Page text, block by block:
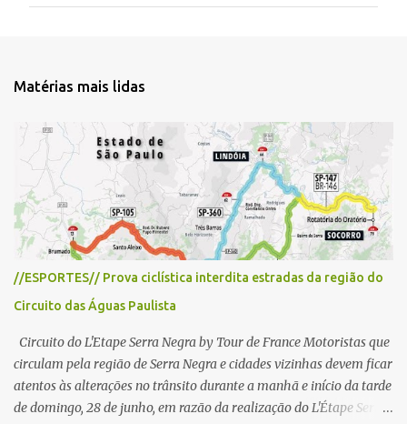
t
i
o
s
Matérias mais lidas
//ESPORTES// Prova ciclística interdita estradas da região do
Circuito das Águas Paulista
Circuito do L'Etape Serra Negra by Tour de France Motoristas que
circulam pela região de Serra Negra e cidades vizinhas devem ficar
atentos às alterações no trânsito durante a manhã e início da tarde
de domingo, 28 de junho, em razão da realização do L'Étape Serra